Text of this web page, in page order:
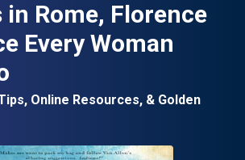
in Rome, Florence
Every Woman
Online Resources, & Golden